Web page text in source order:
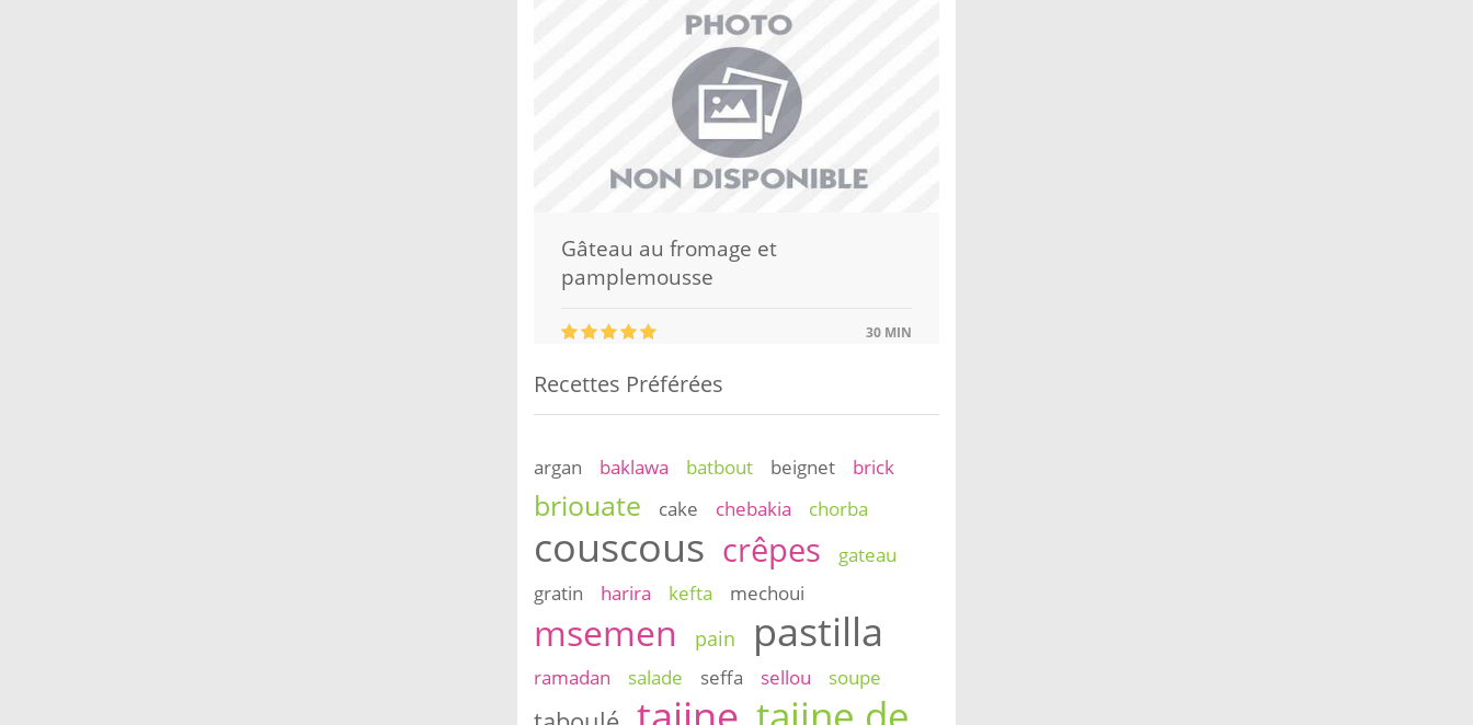
Gâteau au fromage et
pamplemousse
30 MIN
Recettes Préférées
argan baklawa batbout beignet brick
briouate cake chebakia chorba
couscous crêpes
gateau
gratin
harira kefta mechoui
msemen pain pastilla
ramadan salade seffa sellou soupe